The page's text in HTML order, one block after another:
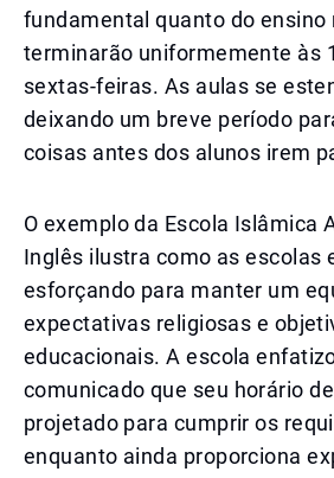
fundamental quanto do ensino
terminarão uniformemente às
sextas-feiras. As aulas se
deixando um breve período
coisas antes dos alunos irem
O exemplo da Escola Islâmica
Inglês ilustra como as escolas
esforçando para manter um
expectativas religiosas e
educacionais. A escola
comunicado que seu horário
projetado para cumprir os
enquanto ainda proporciona